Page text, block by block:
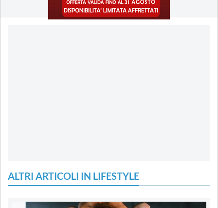
ALTRI ARTICOLI IN LIFESTYLE